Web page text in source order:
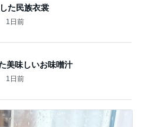
た民族衣裳
1日前
美味しいお味噌汁
1日前